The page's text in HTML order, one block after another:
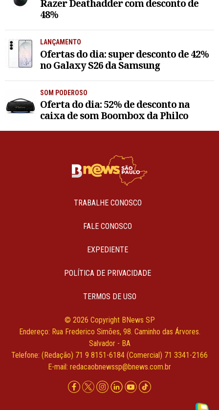
Razer Deathadder com desconto de
48%
LANÇAMENTO
Ofertas do dia: super desconto de 42%
no Galaxy S26 da Samsung
SOM PODEROSO
Oferta do dia: 52% de desconto na
caixa de som Boombox da Philco
TRABALHE CONOSCO
FALE CONOSCO
EXPEDIENTE
POLÍTICA DE PRIVACIDADE
TERMOS DE USO
© 2026 Copyright BNews SP
Endereço: Rua Frederico Simões, 98. Caminho das Árvores.
Salvador - BA
Telefone: (Redação) 71 9 8151-6184 (Comercial) 71 3341-2166
E-mail: redacaobnewssp@bnews.com.br